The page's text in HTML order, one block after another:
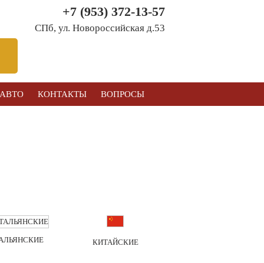
+7 (953) 372-13-57
СПб, ул. Новоросcийская д.53
КОНТАКТЫ ВОПРОСЫ
КИТАЙСКИЕ